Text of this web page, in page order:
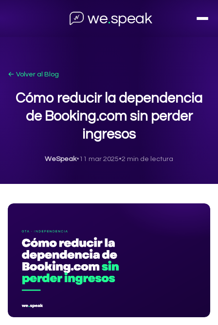
we.speak
← Volver al Blog
Cómo reducir la dependencia
de Booking.com sin perder
ingresos
WeSpeak• 11 mar 2025•2 min de lectura